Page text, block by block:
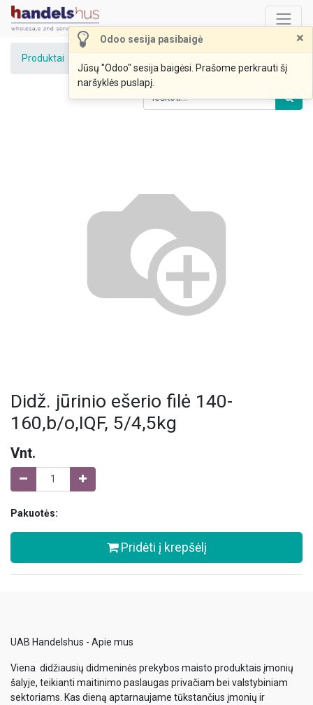
Odoo sesija pasibaigė ×
Jūsų "Odoo" sesija baigėsi. Prašome perkrauti šį
naršyklės puslapį.
Produktai
Didž. jūrinio ešerio filė 140-
160,b/o,IQF, 5/4,5kg
Vnt.
Pakuotės:
Pridėti į krepšėlį
UAB Handelshus - Apie mus
Viena didžiausių didmeninės prekybos maisto produktais įmonių
šalyje, teikianti maitinimo paslaugas privačiam bei valstybiniam
sektoriams. Kas dieną aptarnaujame tūkstančius įmonių ir